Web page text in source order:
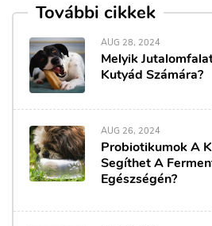
További cikkek
AUG 28, 2024
Melyik
Kutyád Számára?
AUG 26, 2024
Probiotikumok A
Segíthet A
Egészségén?